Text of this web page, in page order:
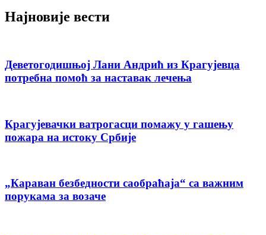
Најновије вести
Деветогодишњој Лани Андрић из Крагујевца
потребна помоћ за наставак лечења
Крагујевачки ватрогасци помажу у гашењу
пожара на истоку Србије
„Караван безбедности саобраћаја“ са важним
порукама за возаче